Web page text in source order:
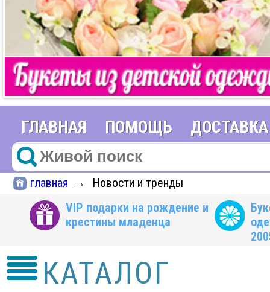
ГЛАВНАЯ ПОМОЩЬ ДОСТАВКА
главная →
Новости и тренды
VIP подарки на рождение и
крестины младенца
КАТАЛОГ